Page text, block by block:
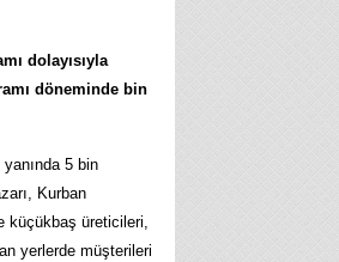
dolayısıyla
döneminde bin
5 bin
Kurban
küçükbaş üreticileri,
yerlerde müşterileri